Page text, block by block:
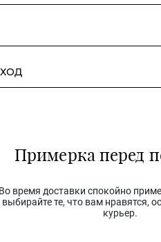
Примерка перед
Во время доставки спокойно
выбирайте те, что вам нравятся,
курьер.